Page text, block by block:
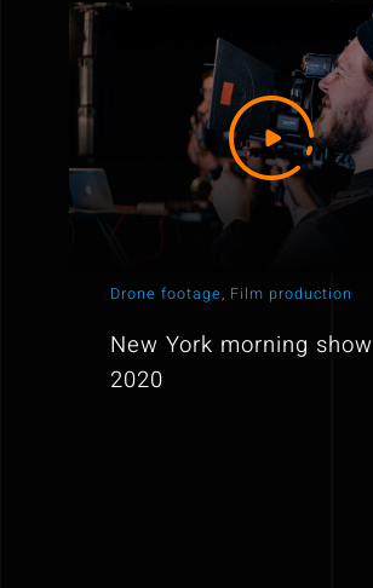
Drone footage, Film production
New York morning show
2020